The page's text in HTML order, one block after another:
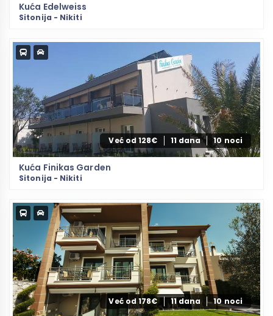
Kuća Edelweiss
Sitonija - Nikiti
Već od 128€ 11 dana 10 noci
Kuća Finikas Garden
Sitonija - Nikiti
Već od 178€ 11 dana 10 noci